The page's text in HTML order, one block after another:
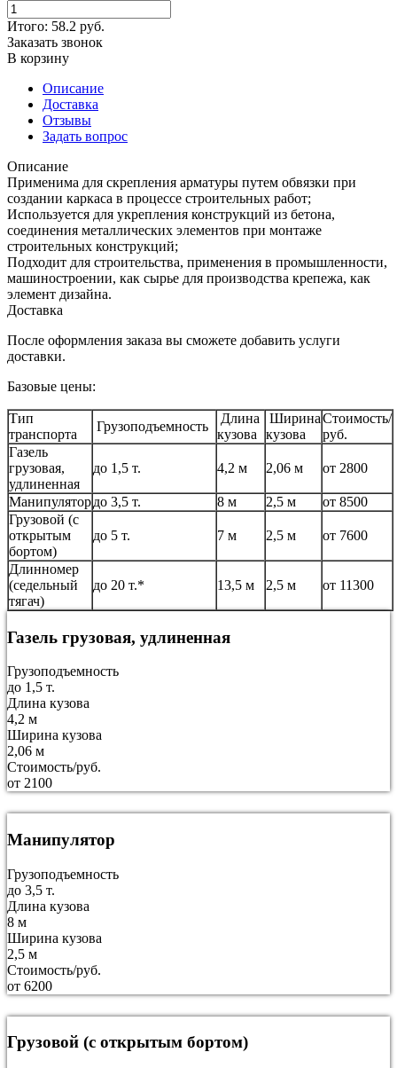
Итого: 58.2 руб.
Заказать звонок
В корзину
Описание
Доставка
Отзывы
Задать вопрос
Описание
Применима для скрепления арматуры путем обвязки при
создании каркаса в процессе строительных работ;
Используется для укрепления конструкций из бетона,
соединения металлических элементов при монтаже
строительных конструкций;
Подходит для строительства, применения в промышленности,
машиностроении, как сырье для производства крепежа, как
элемент дизайна.
Доставка
После оформления заказа вы сможете добавить услуги
доставки.
Базовые цены:
Тип
транспорта
Грузоподъемность
Длина
кузова
Ширина
кузова
Стоимость/
руб.
Газель
грузовая,
удлиненная
до 1,5 т. 4,2 м 2,06 м от 2800
Манипулятордо 3,5 т. 8 м 2,5 м
от 8500
Грузовой (с
открытым
бортом)
до 5 т. 7 м 2,5 м от 7600
Длинномер
(седельный
тягач)
до 20 т.* 13,5 м 2,5 м от 11300
Газель грузовая, удлиненная
Грузоподъемность
до 1,5 т.
Длина кузова
4,2 м
Ширина кузова
2,06 м
Стоимость/руб.
от 2100
Манипулятор
Грузоподъемность
до 3,5 т.
Длина кузова
8 м
Ширина кузова
2,5 м
Стоимость/руб.
от 6200
Грузовой (с открытым бортом)